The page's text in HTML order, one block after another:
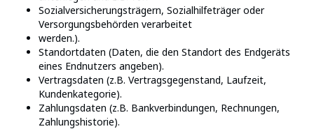
Sozialversicherungsträgern, Sozialhilfeträger oder
Versorgungsbehörden verarbeitet
werden.).
Standortdaten (Daten, die den Standort des Endgeräts
eines Endnutzers angeben).
Vertragsdaten (z.B. Vertragsgegenstand, Laufzeit,
Kundenkategorie).
Zahlungsdaten (z.B. Bankverbindungen, Rechnungen,
Zahlungshistorie).